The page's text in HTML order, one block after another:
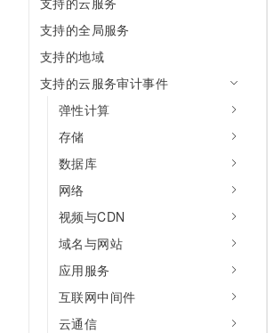
支持的全局服务
支持的地域
支持的云服务审计事件
弹性计算
存储
数据库
网络
视频与CDN
域名与网站
应用服务
互联网中间件
云通信
存储
网络与CDN
安全
中间件
数据库
大数据计算
媒体服务
企业服务与云通信
安全
网络
上云与迁云
企业出海